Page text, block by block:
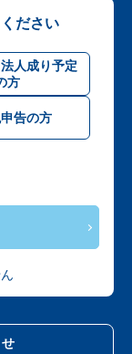
ださい
人成り予定
方
告の方